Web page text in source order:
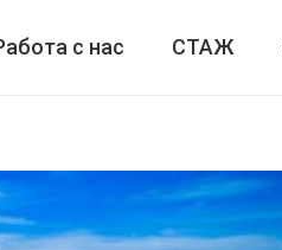
с нас СТАЖ